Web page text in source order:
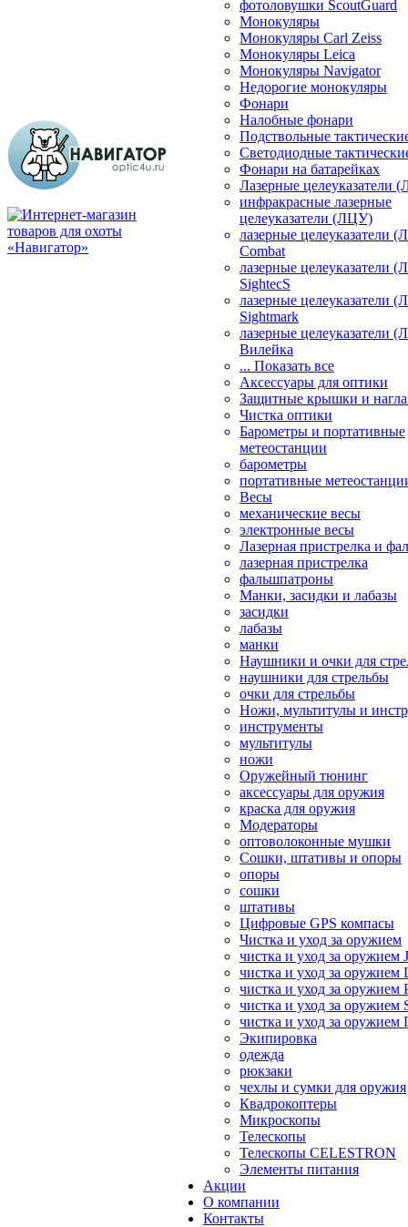
фотоловушки ScoutGuard
Монокуляры
Монокуляры Carl Zeiss
Монокуляры Leica
Монокуляры Navigator
Недорогие монокуляры
Фонари
Налобные фонари
Подствольные
Светодиодные
Фонари на батарейках
Лазерные целеуказатели
инфракрасные лазерные
целеуказатели (ЛЦУ)
лазерные целеуказатели
Combat
лазерные целеуказатели
SightecS
лазерные целеуказатели
Sightmark
лазерные целеуказатели
Вилейка
... Показать все
Аксессуары для оптики
Защитные крышки и
Чистка оптики
Барометры и портативные
метеостанции
барометры
портативные
Весы
механические весы
электронные весы
Лазерная пристрелка и
лазерная пристрелка
фальшпатроны
Манки, засидки и лабазы
засидки
лабазы
манки
Наушники и очки для
наушники для стрельбы
очки для стрельбы
Ножи, мультитулы и
инструменты
мультитулы
ножи
Оружейный тюнинг
аксессуары для оружия
краска для оружия
Модераторы
оптоволоконные мушки
Сошки, штативы и опоры
опоры
сошки
штативы
Цифровые GPS компасы
Чистка и уход за оружием
чистка и уход за оружием
чистка и уход за оружием
чистка и уход за оружием
чистка и уход за оружием
чистка и уход за
Экипировка
одежда
рюкзаки
чехлы и сумки для оружия
Квадрокоптеры
Микроскопы
Телескопы
Телескопы CELESTRON
Элементы питания
Акции
О компании
Контакты